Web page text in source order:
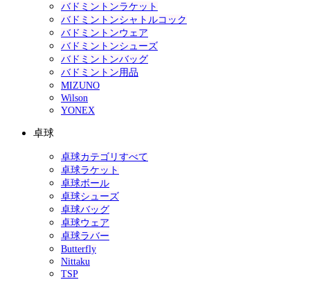
バドミントンラケット
バドミントンシャトルコック
バドミントンウェア
バドミントンシューズ
バドミントンバッグ
バドミントン用品
MIZUNO
Wilson
YONEX
卓球
卓球カテゴリすべて
卓球ラケット
卓球ボール
卓球シューズ
卓球バッグ
卓球ウェア
卓球ラバー
Butterfly
Nittaku
TSP